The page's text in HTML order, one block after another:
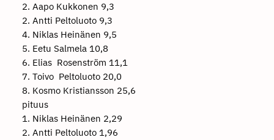
2. Aapo Kukkonen 9,3
2. Antti Peltoluoto 9,3
4. Niklas Heinänen 9,5
5. Eetu Salmela 10,8
6. Elias Rosenström 11,1
7. Toivo Peltoluoto 20,0
8. Kosmo Kristiansson 25,6
pituus
1. Niklas Heinänen 2,29
2. Antti Peltoluoto 1,96